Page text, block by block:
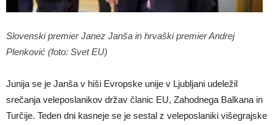
Slovenski premier Janez Janša in hrvaški premier Andrej
Plenković (foto: Svet EU)
Junija se je Janša v hiši Evropske unije v Ljubljani udeležil
srečanja veleposlanikov držav članic EU, Zahodnega Balkana in
Turčije. Teden dni kasneje se je sestal z veleposlaniki višegrajske